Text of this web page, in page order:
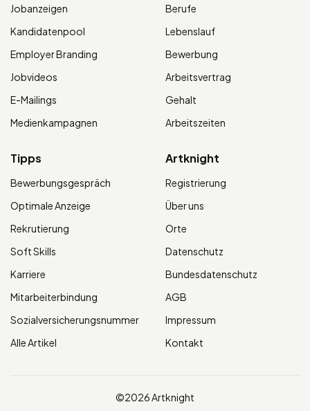
Jobanzeigen
Kandidatenpool
Employer Branding
Jobvideos
E-Mailings
Medienkampagnen
Berufe
Lebenslauf
Bewerbung
Arbeitsvertrag
Gehalt
Arbeitszeiten
Tipps
Bewerbungsgespräch
Optimale Anzeige
Rekrutierung
Soft Skills
Karriere
Mitarbeiterbindung
Sozialversicherungsnummer
Alle Artikel
Artknight
Registrierung
Über uns
Orte
Datenschutz
Bundesdatenschutz
AGB
Impressum
Kontakt
©2026 Artknight